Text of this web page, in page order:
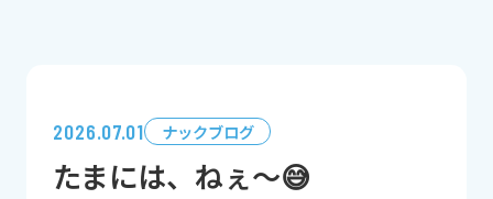
法人会員のご案内
2026.07.01 ナックブログ
たまには、ねぇ〜😅